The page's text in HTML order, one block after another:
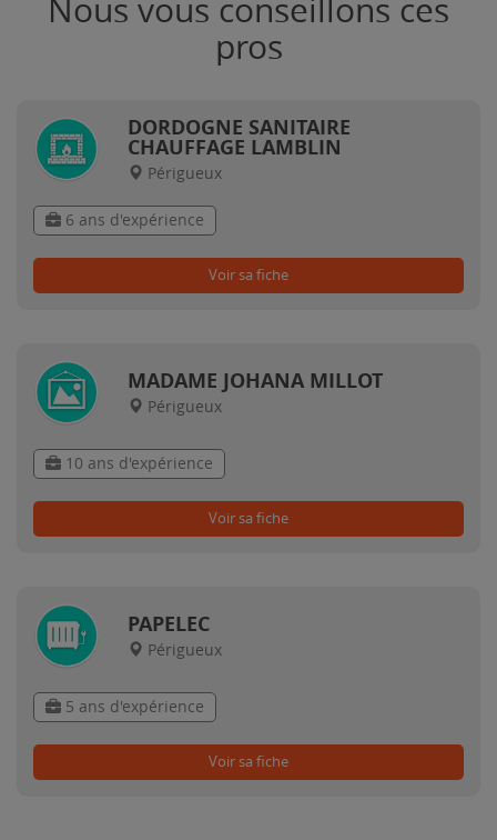
Nous vous conseillons ces
pros
DORDOGNE SANITAIRE
CHAUFFAGE LAMBLIN
Périgueux
6 ans d'expérience
Voir sa fiche
MADAME JOHANA MILLOT
Périgueux
10 ans d'expérience
Voir sa fiche
PAPELEC
Périgueux
5 ans d'expérience
Voir sa fiche